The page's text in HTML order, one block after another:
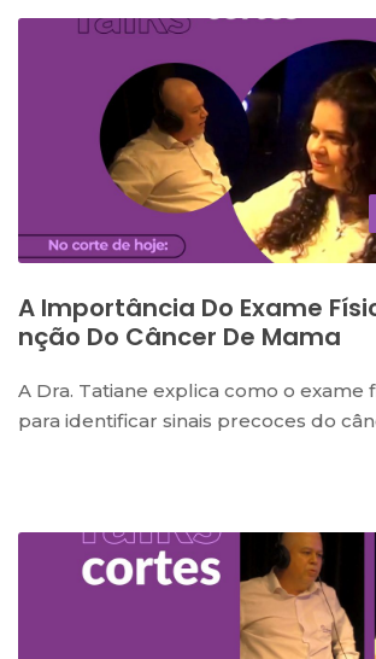
A Importância Do Exame
Nção Do Câncer De Mama
A Dra. Tatiane explica como o exame
para identificar sinais precoces do